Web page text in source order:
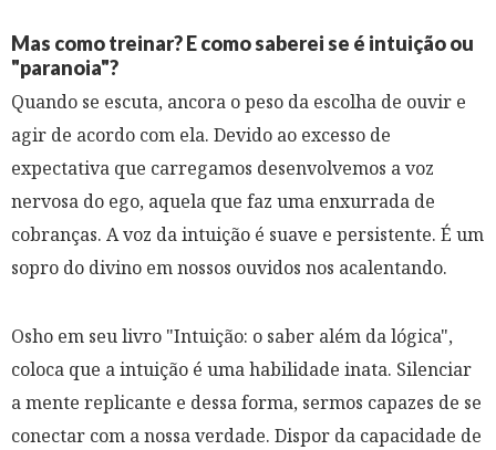
Mas como treinar? E como saberei se é intuição ou
"paranoia"?
Quando se escuta, ancora o peso da escolha de ouvir e
agir de acordo com ela. Devido ao excesso de
expectativa que carregamos desenvolvemos a voz
nervosa do ego, aquela que faz uma enxurrada de
cobranças. A voz da intuição é suave e persistente. É um
sopro do divino em nossos ouvidos nos acalentando.
Osho em seu livro "Intuição: o saber além da lógica",
coloca que a intuição é uma habilidade inata. Silenciar
a mente replicante e dessa forma, sermos capazes de se
conectar com a nossa verdade. Dispor da capacidade de